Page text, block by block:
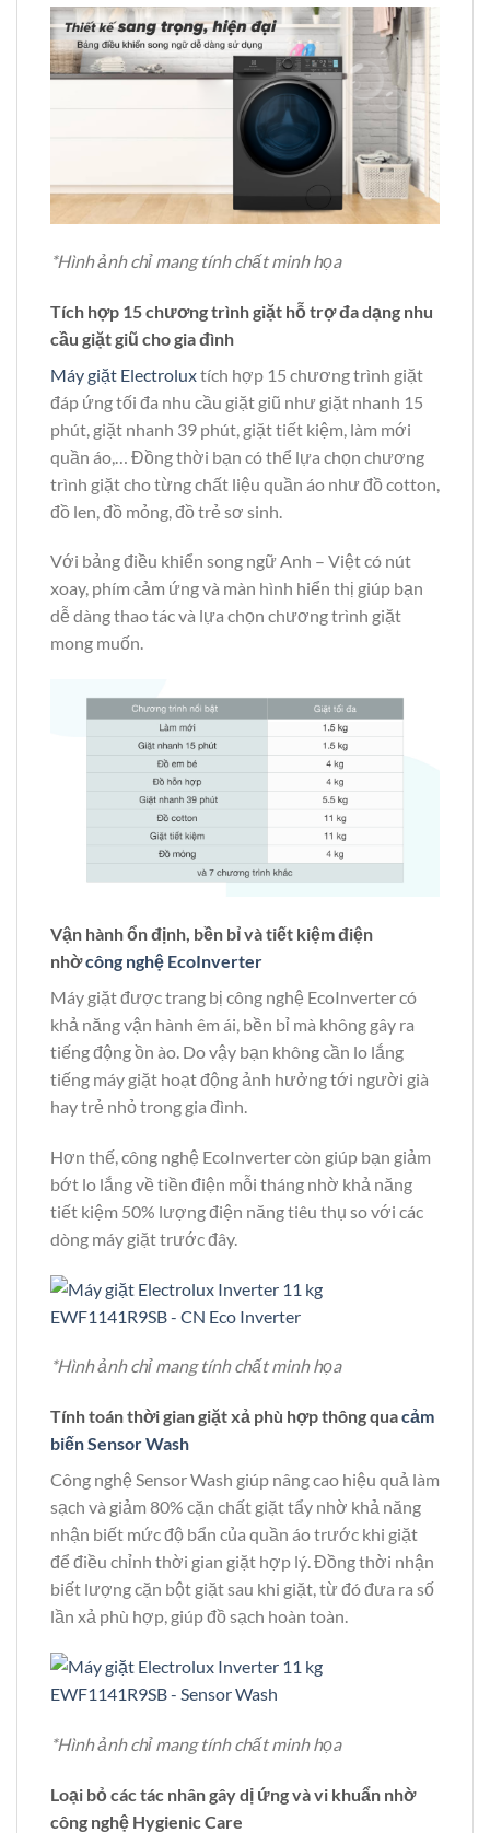
*Hình ảnh chỉ mang tính chất minh họa
Tích hợp 15 chương trình giặt hỗ trợ đa dạng nhu
cầu giặt giũ cho gia đình
Máy giặt Electroluxtích hợp 15 chương trình giặt
đáp ứng tối đa nhu cầu giặt giũ như giặt nhanh 15
phút, giặt nhanh 39 phút, giặt tiết kiệm, làm mới
quần áo,… Đồng thời bạn có thể lựa chọn chương
trình giặt cho từng chất liệu quần áo như đồ cotton,
đồ len, đồ mỏng, đồ trẻ sơ sinh.
Với bảng điều khiển song ngữ Anh – Việt có nút
xoay, phím cảm ứng và màn hình hiển thị giúp bạn
dễ dàng thao tác và lựa chọn chương trình giặt
mong muốn.
Vận hành ổn định, bền bỉ và tiết kiệm điện
nhờcông nghệ EcoInverter
Máy giặt được trang bị công nghệ EcoInverter có
khả năng vận hành êm ái, bền bỉ mà không gây ra
tiếng động ồn ào. Do vậy bạn không cần lo lắng
tiếng máy giặt hoạt động ảnh hưởng tới người già
hay trẻ nhỏ trong gia đình.
Hơn thế, công nghệ EcoInverter còn giúp bạn giảm
bớt lo lắng về tiền điện mỗi tháng nhờ khả năng
tiết kiệm 50% lượng điện năng tiêu thụ so với các
dòng máy giặt trước đây.
*Hình ảnh chỉ mang tính chất minh họa
Tính toán thời gian giặt xả phù hợp thông quacảm
biến Sensor Wash
Công nghệ Sensor Wash giúp nâng cao hiệu quả làm
sạch và giảm 80% cặn chất giặt tẩy nhờ khả năng
nhận biết mức độ bẩn của quần áo trước khi giặt
để điều chỉnh thời gian giặt hợp lý. Đồng thời nhận
biết lượng cặn bột giặt sau khi giặt, từ đó đưa ra số
lần xả phù hợp, giúp đồ sạch hoàn toàn.
*Hình ảnh chỉ mang tính chất minh họa
Loại bỏ các tác nhân gây dị ứng và vi khuẩn nhờ
công nghệ Hygienic Care